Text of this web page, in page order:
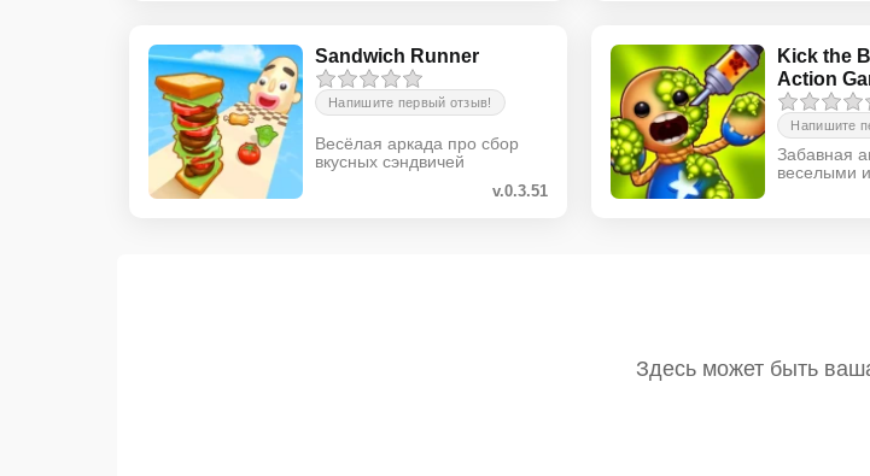
Sandwich Runner
Напишите первый отзыв!
Весёлая аркада про сбор
вкусных сэндвичей
v.0.3.51
Kick the
Action
Напишите
Забавная
веселыми